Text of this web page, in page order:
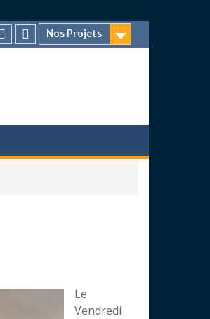
Nos Projets
Facebook
Chaîne
Le
Vendredi